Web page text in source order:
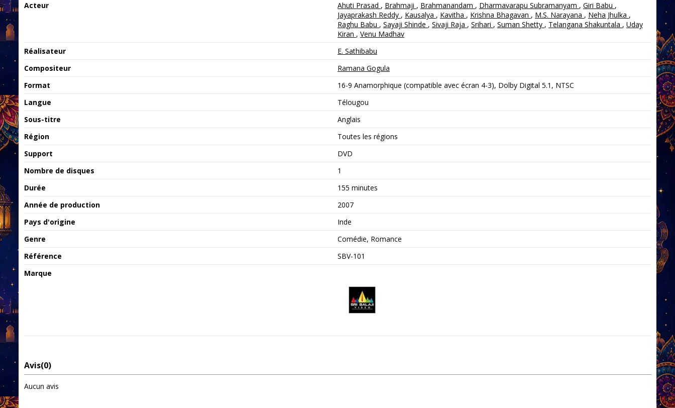
Acteur Ahuti Prasad , Brahmaji , Brahmanandam , Dharmavarapu Subramanyam , Giri Babu ,
Jayaprakash Reddy , Kausalya , Kavitha , Krishna Bhagavan , M.S. Narayana , Neha Jhulka ,
Raghu Babu , Sayaji Shinde , Sivaji Raja , Srihari , Suman Shetty , Telangana Shakuntala , Uday
Kiran , Venu Madhav
Réalisateur
E. Sathibabu
Compositeur
Ramana Gogula
Format
16-9 Anamorphique (compatible avec écran 4-3), Dolby Digital 5.1, NTSC
Langue
Télougou
Sous-titre
Anglais
Région
Toutes les régions
Support
DVD
Nombre de disques
1
Durée
155 minutes
Année de production
2007
Pays d'origine
Inde
Genre
Comédie, Romance
Référence
SBV-101
Marque
Avis(0)
Aucun avis